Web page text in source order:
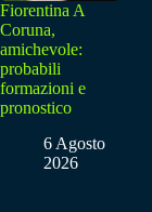
Fiorentina A
Coruna,
amichevole:
probabili
formazioni e
pronostico
6 Agosto
2026